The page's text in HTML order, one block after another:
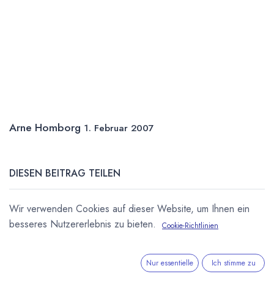
Arne Homborg 1. Februar 2007
DIESEN BEITRAG TEILEN
Wir verwenden Cookies auf dieser Website, um Ihnen ein
besseres Nutzererlebnis zu bieten.
Cookie-Richtlinien
Nur essentielle Ich stimme zu